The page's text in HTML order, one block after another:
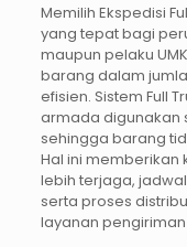
Memilih Ekspedisi
yang tepat bagi
maupun pelaku
barang dalam
efisien. Sistem Full
armada digunakan
sehingga barang
Hal ini
lebih terjaga,
serta proses
layanan